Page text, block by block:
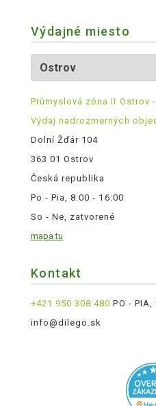
Výdajné miesto
Průmyslová zóna II Ostrov
Výdaj nadrozmerných
Dolní Žďár 104
363 01 Ostrov
Česká republika
Po - Pia, 8:00 - 16:00
So - Ne, zatvorené
mapa tu
Kontakt
+421 950 308 480 PO - PIA,
info@dilego.sk